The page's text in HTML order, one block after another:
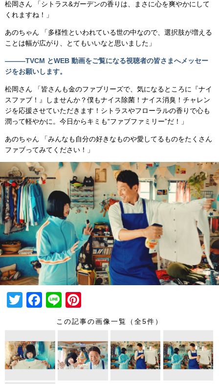
松岡さん 「シトラス&ガーデンの香りは、まさに心を爽やかにして
くれますね！」
あのちゃん 「多様性といわれている世の中なので、選択肢が増える
ことは幅が広がり、とてもいいなと思いました」
―――TVCM とWEB 動画をご覧になる視聴者の皆さまへメッセー
ジをお願いします。
松岡さん 「皆さんも金のファブリーズで、気になるところに『ナイ
スファブ！』しませんか？僕もナイス除菌！ナイス消臭！チャレン
ジを応援させていただきます！シトラスやフローラルの香りで心も
潤って軽やかに。今日からキミも“ファブファミリー”だ！」
あのちゃん 「みんなも自分の好きなものや愛してるものをたくさん
ファブってみてください！」
T
er
F
e
b
Li
n
nt
e
st
この記事の画像一覧（全5件）